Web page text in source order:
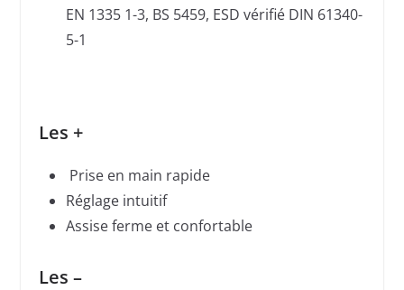
EN 1335 1-3, BS 5459, ESD vérifié DIN 61340-
5-1
Les +
Prise en main rapide
Réglage intuitif
Assise ferme et confortable
Les –